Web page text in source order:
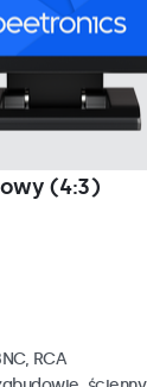
(4:3)
RCA